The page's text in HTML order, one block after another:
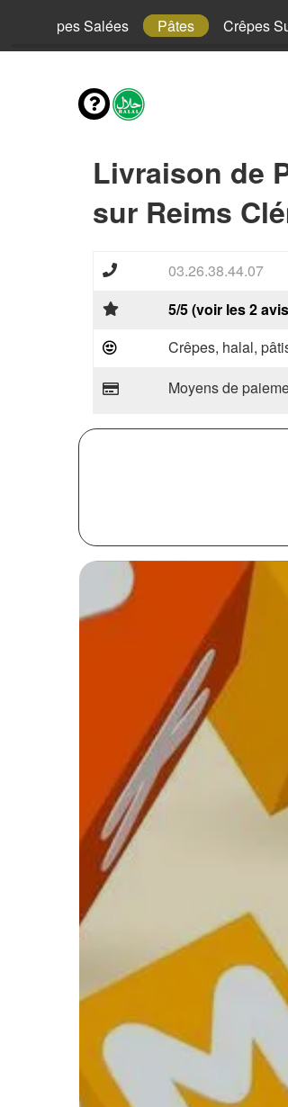
Crêpes Salées Pâtes Crêpes
Livraison de
sur Reims
03.26.38.44.07
5/5 (voir les 2
Crêpes, halal,
Moyens de